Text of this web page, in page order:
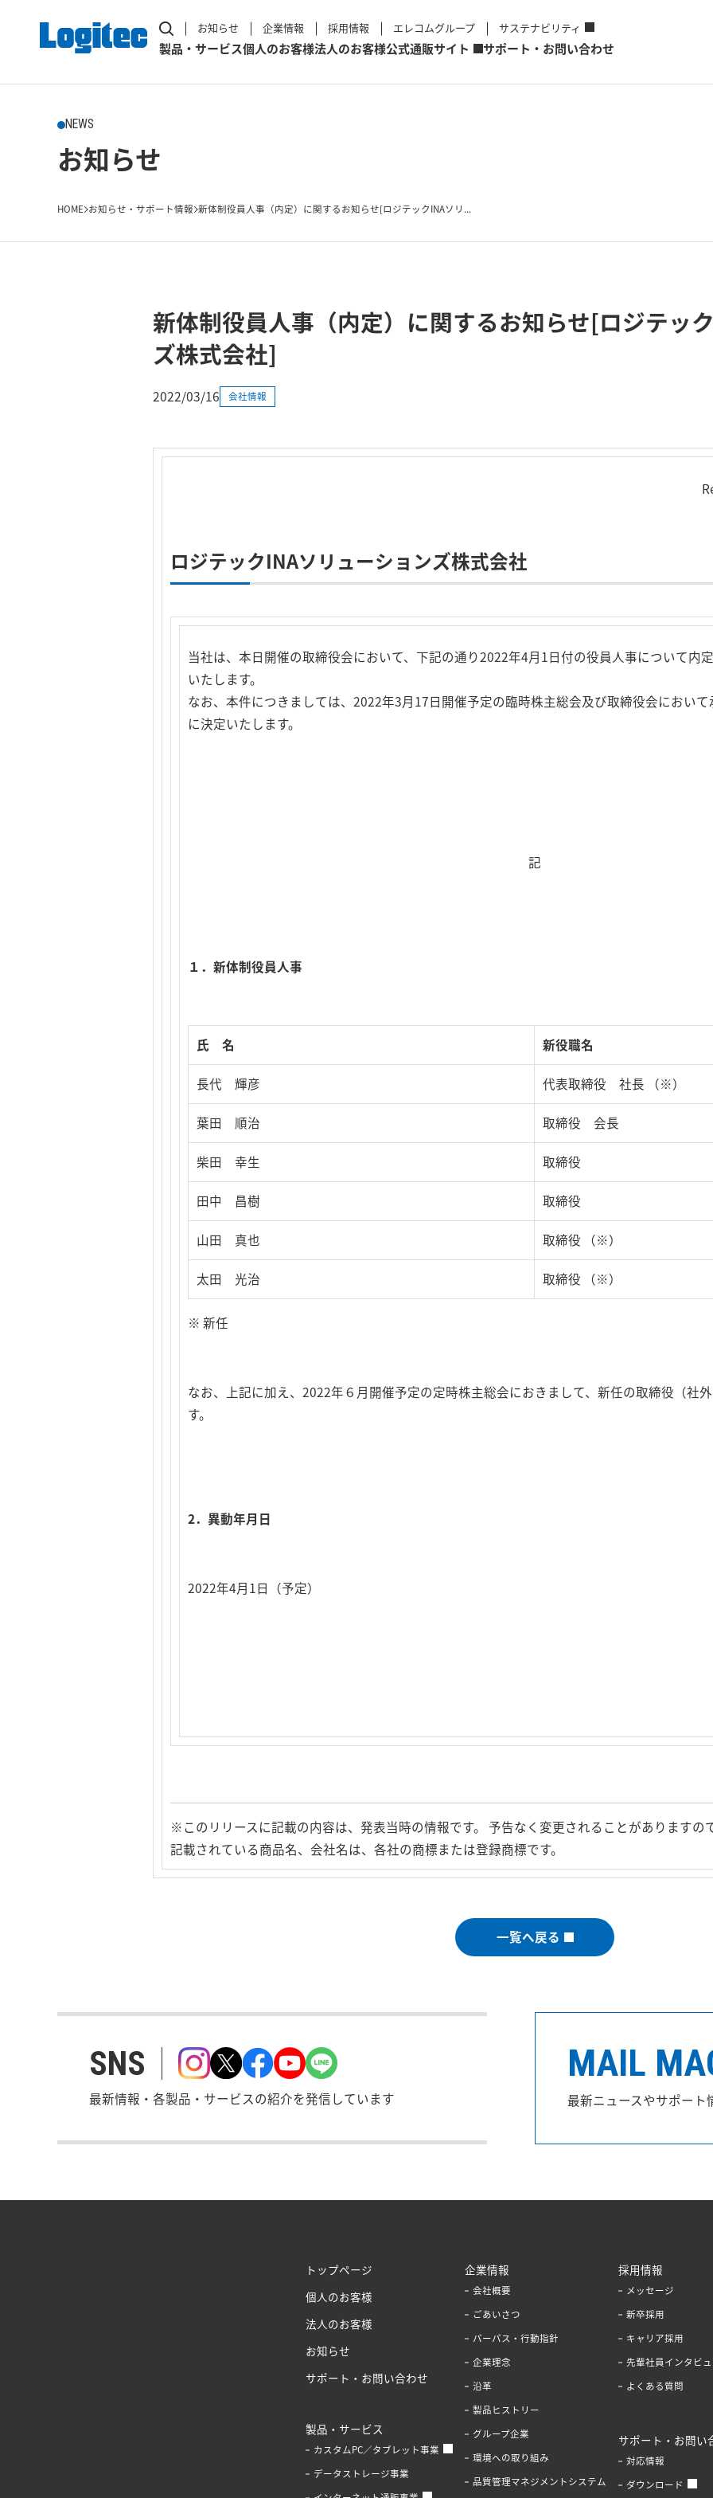
お知らせ 企業情報 採用情報 エレコムグループ サステナビリティ
製品・サービス個人のお客様法人のお客様公式通販サイト サポート・お問い合わせ
NEWS
お知らせ
HOME お知らせ・サポート情報 新体制役員人事（内定）に関するお知らせ[ロジテックINAソリ...
新体制役員人事（内定）に関するお知らせ[ロジテッ
ズ株式会社]
2022/03/16 会社情報
ロジテックINAソリューションズ株式会社
当社は、本日開催の取締役会において、下記の通り2022年4月1日付の役員人事について内
いたします。
なお、本件につきましては、2022年3月17日開催予定の臨時株主総会及び取締役会におい
に決定いたします。
記
１．新体制役員人事
氏 名 新役職名
長代 輝彦 代表取締役 社長 （※）
葉田 順治 取締役 会長
柴田 幸生 取締役
田中 昌樹 取締役
山田 真也 取締役 （※）
太田 光治 取締役 （※）
※ 新任
なお、上記に加え、2022年６月開催予定の定時株主総会におきまして、新任の取締役（社
す。
2．異動年月日
2022年4月1日（予定）
※このリリースに記載の内容は、発表当時の情報です。 予告なく変更されることがありますの
記載されている商品名、会社名は、各社の商標または登録商標です。
一覧へ戻る
SNS
最新情報・各製品・サービスの紹介を発信しています
MAIL
最新ニュースやサポー
トップページ
個人のお客様
法人のお客様
お知らせ
サポート・お問い合わせ
製品・サービス
カスタムPC／タブレット事業
データストレージ事業
企業情報
会社概要
ごあいさつ
パーパス・行動指針
企業理念
沿革
製品ヒストリー
グループ企業
環境への取り組み
品質管理マネジメントシステム
採用情報
メッセージ
新卒採用
キャリア採用
先輩社員インタビ
よくある質問
サポート・お問い
対応情報
ダウンロード